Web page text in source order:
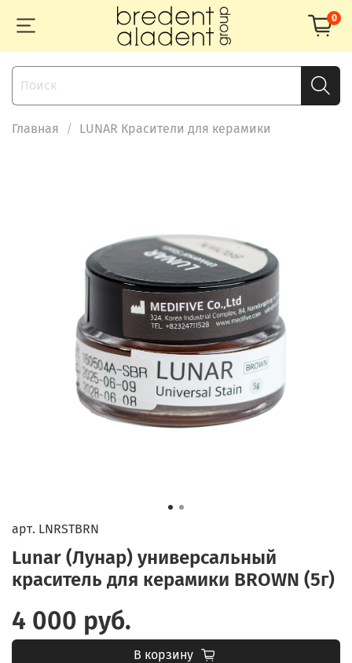
0
Главная LUNAR Красители для керамики
арт. LNRSTBRN
Lunar (Лунар) универсальный
краситель для керамики BROWN (5г)
4 000 руб.
В корзину